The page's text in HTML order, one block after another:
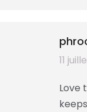
dit
11
Love